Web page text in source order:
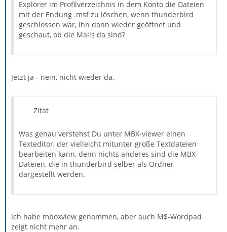
Explorer im Profilverzeichnis in dem Konto die Dateien
mit der Endung .msf zu löschen, wenn thunderbird
geschlossen war, ihn dann wieder geöffnet und
geschaut, ob die Mails da sind?
Jetzt ja - nein, nicht wieder da.
Zitat
Was genau verstehst Du unter MBX-viewer einen
Texteditor, der vielleicht mitunter große Textdateien
bearbeiten kann, denn nichts anderes sind die MBX-
Dateien, die in thunderbird selber als Ordner
dargestellt werden.
Ich habe mboxview genommen, aber auch M$-Wordpad
zeigt nicht mehr an.